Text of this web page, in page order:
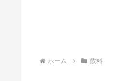
ホーム 飲料